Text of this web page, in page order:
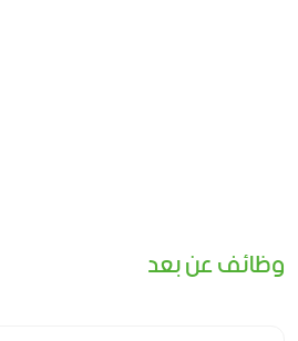
وظائف عن بعد